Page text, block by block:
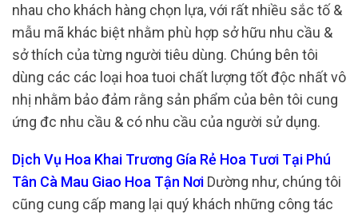
nhau cho khách hàng chọn lựa, với rất nhiều sắc tố &
mẫu mã khác biệt nhằm phù hợp sở hữu nhu cầu &
sở thích của từng người tiêu dùng. Chúng bên tôi
dùng các các loại hoa tuoi chất lượng tốt độc nhất vô
nhị nhằm bảo đảm rằng sản phẩm của bên tôi cung
ứng đc nhu cầu & có nhu cầu của người sử dụng.
Dịch Vụ Hoa Khai Trương Gía Rẻ Hoa Tươi Tại Phú
Tân Cà Mau Giao Hoa Tận Nơi Dường như, chúng tôi
cũng cung cấp mang lại quý khách những công tác